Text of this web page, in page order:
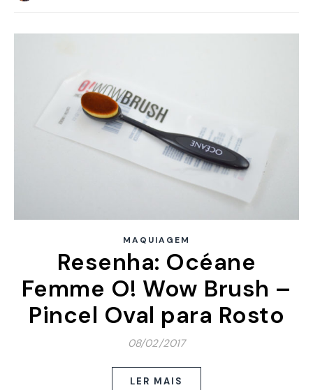
MAQUIAGEM
Resenha: Océane
Femme O! Wow Brush –
Pincel Oval para Rosto
08/02/2017
LER MAIS